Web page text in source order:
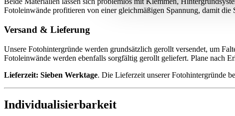
Fotoleinwände profitieren von einer gleichmäßigen Spannung, damit
Versand & Lieferung
Unsere Fotohintergründe werden grundsätzlich gerollt versendet, um
Fotoleinwände werden ebenfalls sorgfältig gerollt geliefert. Plane nach
Lieferzeit: Sieben Werktage. Die Lieferzeit unserer Fotohintergründe
Individualisierbarkeit